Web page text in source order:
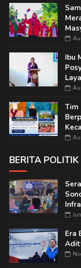
Ibu
Tim
BERITA POLITIK
Era